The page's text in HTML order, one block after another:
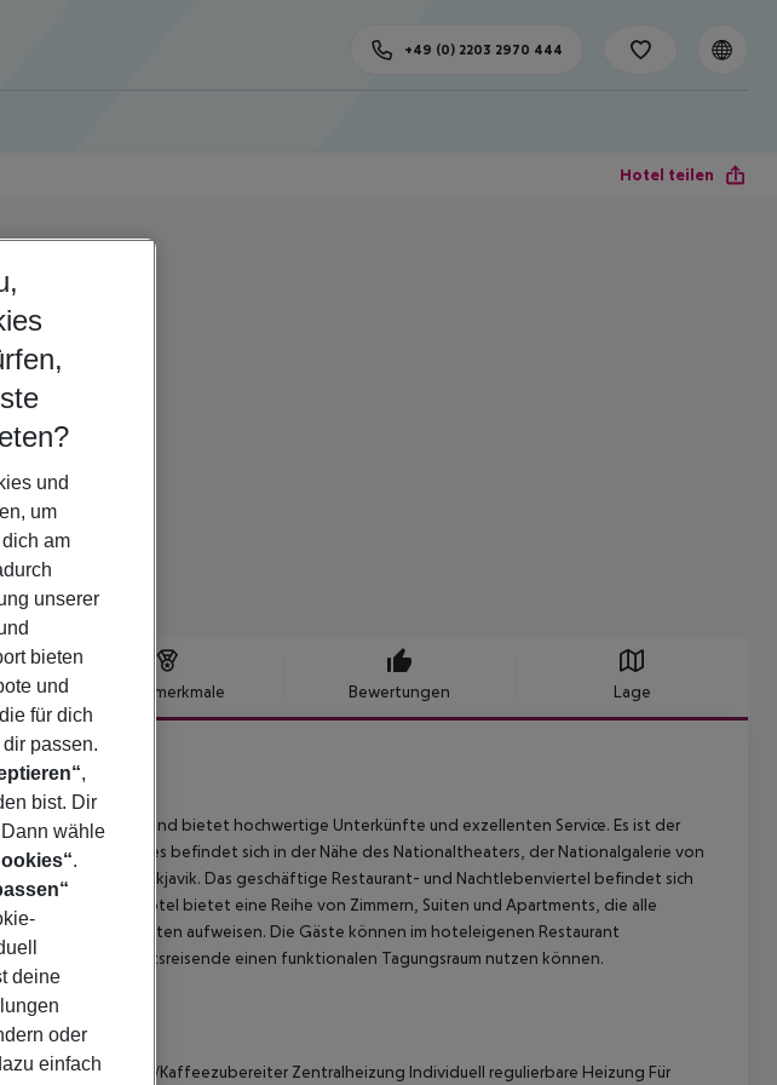
+49 (0) 2203 2970 444
Hotel teilen
Hotelmerkmale Bewertungen Lage
von Reykjavik und bietet hochwertige Unterkünfte und exzellenten Service. Es ist der
erkunden, denn es befindet sich in der Nähe des Nationaltheaters, der Nationalgalerie von
von Reykjavik. Das geschäftige Restaurant- und Nachtlebenviertel befindet sich
erbaute Stadthotel bietet eine Reihe von Zimmern, Suiten und Apartments, die alle
Annehmlichkeiten aufweisen. Die Gäste können im hoteleigenen Restaurant
während Geschäftsreisende einen funktionalen Tagungsraum nutzen können.
Fernseher Tee-/Kaffeezubereiter Zentralheizung Individuell regulierbare Heizung Für
und
um
am
unserer
bieten
und
für dich
passen.
,
bist. Dir
wähle
.
deine
oder
einfach